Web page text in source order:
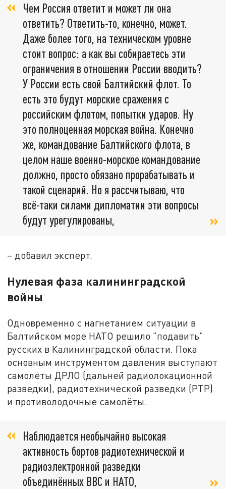
Чем Россия ответит и может ли она
ответить? Ответить-то, конечно, может.
Даже более того, на техническом уровне
стоит вопрос: а как вы собираетесь эти
ограничения в отношении России вводить?
У России есть свой Балтийский флот. То
есть это будут морские сражения с
российским флотом, попытки ударов. Ну
это полноценная морская война. Конечно
же, командование Балтийского флота, в
целом наше военно-морское командование
должно, просто обязано прорабатывать и
такой сценарий. Но я рассчитываю, что
всё-таки силами дипломатии эти вопросы
будут урегулированы,
– добавил эксперт.
Нулевая фаза калининградской
войны
Одновременно с нагнетанием ситуации в
Балтийском море НАТО решило "подавить"
русских в Калининградской области. Пока
основным инструментом давления выступают
самолёты ДРЛО (дальней радиолокационной
разведки), радиотехнической разведки (РТР)
и противолодочные самолёты.
Наблюдается необычайно высокая
активность бортов радиотехнической и
радиоэлектронной разведки
объединённых ВВС и НАТО,